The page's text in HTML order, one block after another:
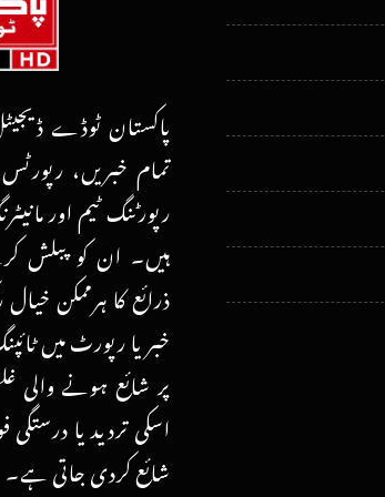
پاکستان ٹوڈے
تمام خبریں،
رپورٹنگ ٹیم اور
ہیں۔ ان کو پبلش
ذرائع کا ہرممکن
خبر یا رپورٹ میں
پر شائع ہونے والی
اسکی تردید یا
شائع کردی جاتی ہے۔